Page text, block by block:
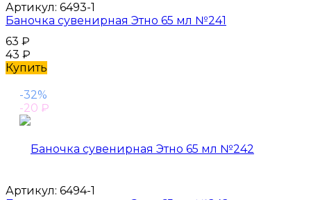
Артикул: 6493-1
Баночка сувенирная Этно 65 мл №241
63 ₽
43 ₽
Купить
-32%
-20 ₽
Артикул: 6494-1